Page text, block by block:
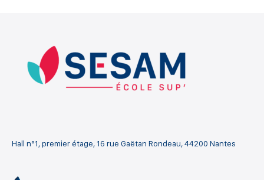
Hall n°1, premier étage, 16 rue Gaëtan Rondeau, 44200 Nantes